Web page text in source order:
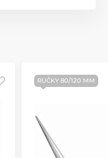
RUČKY 80/120 MM